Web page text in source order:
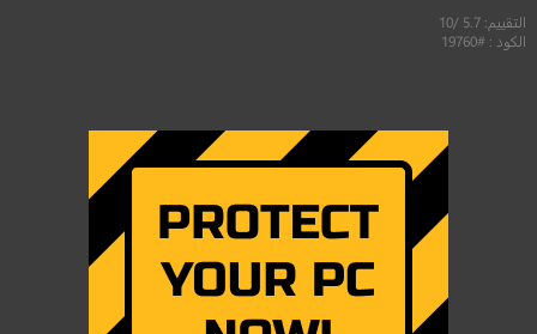
التقييم: 5.7 /10
الكود : #19760